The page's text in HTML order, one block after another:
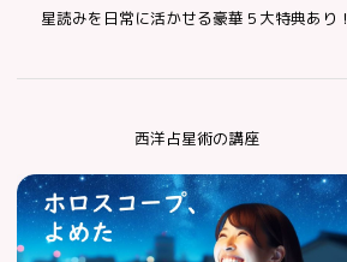
星読みを日常に活かせる豪華５大特典あり！
西洋占星術の講座